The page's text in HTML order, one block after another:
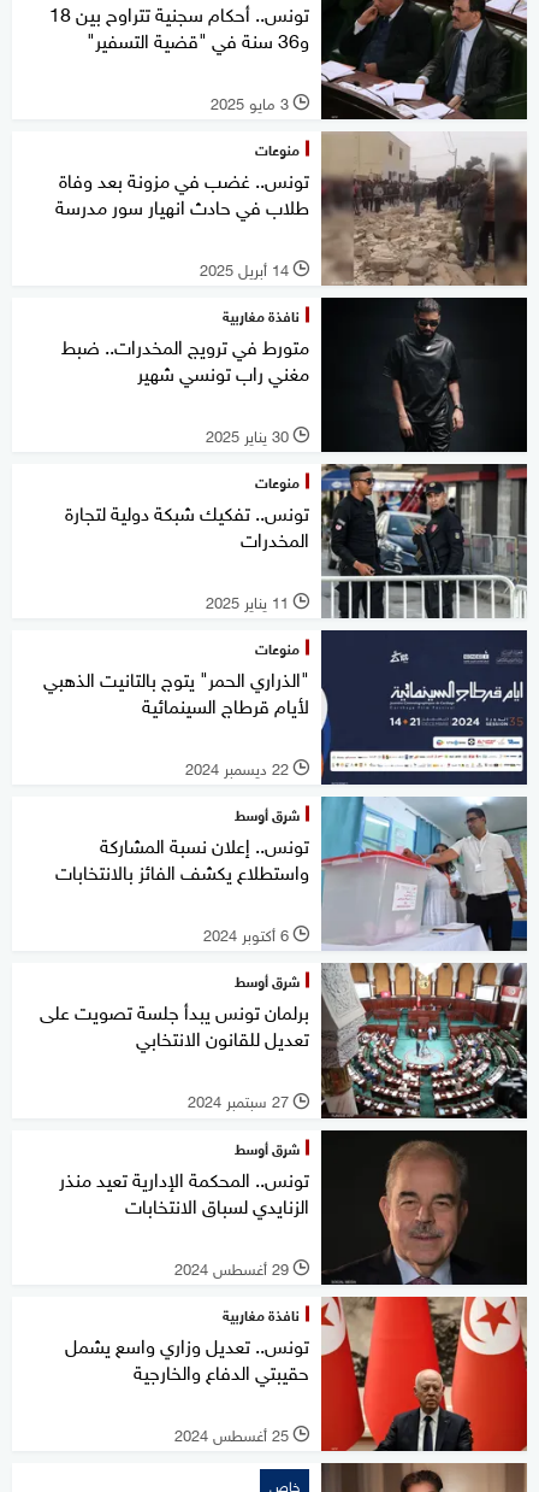
تونس.. أحكام سجنية تتراوح بين 18
و36 سنة في "قضية التسفير"
l 3 مايو 2025
منوعات
تونس.. غضب في مزونة بعد وفاة
طلاب في حادث انهيار سور مدرسة
l 14 أبريل 2025
نافذة مغاربية
متورط في ترويج المخدرات.. ضبط
مغني راب تونسي شهير
l 30 يناير 2025
منوعات
تونس.. تفكيك شبكة دولية لتجارة
المخدرات
l 11 يناير 2025
منوعات
"الذراري الحمر" يتوج بالتانيت الذهبي
لأيام قرطاج السينمائية
l 22 ديسمبر 2024
شرق أوسط
تونس.. إعلان نسبة المشاركة
واستطلاع يكشف الفائز بالانتخابات
l 6 أكتوبر 2024
شرق أوسط
برلمان تونس يبدأ جلسة تصويت على
تعديل للقانون الانتخابي
l 27 سبتمبر 2024
شرق أوسط
تونس.. المحكمة الإدارية تعيد منذر
الزنايدي لسباق الانتخابات
l 29 أغسطس 2024
نافذة مغاربية
تونس.. تعديل وزاري واسع يشمل
حقيبتي الدفاع والخارجية
l 25 أغسطس 2024
خاص